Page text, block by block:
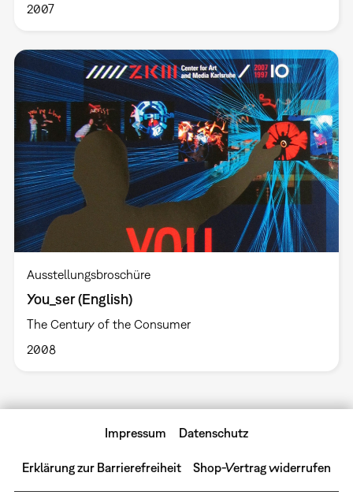
2007
Ausstellungsbroschüre
You_ser (English)
The Century of the Consumer
2008
Impressum Datenschutz
Erklärung zur Barrierefreiheit Shop-Vertrag widerrufen